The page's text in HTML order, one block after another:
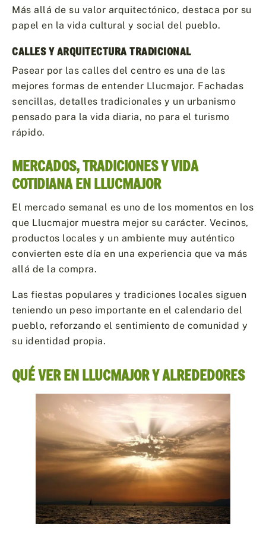
Más allá de su valor arquitectónico, destaca por su
papel en la vida cultural y social del pueblo.
CALLES Y ARQUITECTURA TRADICIONAL
Pasear por las calles del centro es una de las
mejores formas de entender Llucmajor. Fachadas
sencillas, detalles tradicionales y un urbanismo
pensado para la vida diaria, no para el turismo
rápido.
MERCADOS, TRADICIONES Y VIDA
COTIDIANA EN LLUCMAJOR
El mercado semanal es uno de los momentos en los
que Llucmajor muestra mejor su carácter. Vecinos,
productos locales y un ambiente muy auténtico
convierten este día en una experiencia que va más
allá de la compra.
Las fiestas populares y tradiciones locales siguen
teniendo un peso importante en el calendario del
pueblo, reforzando el sentimiento de comunidad y
su identidad propia.
QUÉ VER EN LLUCMAJOR Y ALREDEDORES